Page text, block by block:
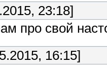
23:18]
про свой
16:15]